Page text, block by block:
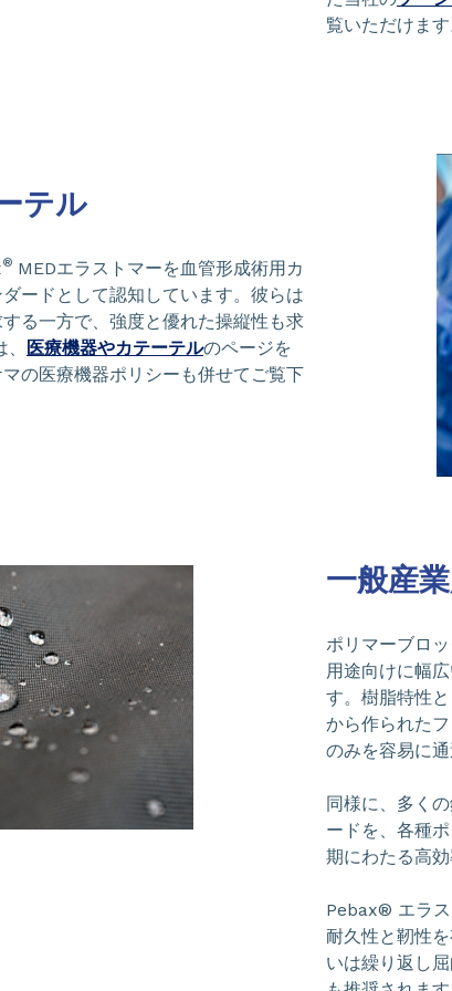
覧いただけま
テル
® MEDエラストマーを血管形成術用カ
ードとして認知しています。彼らは
る一方で、強度と優れた操縦性も求
医療機器やカテーテルのページを
の医療機器ポリシーも併せてご覧下
一般産
ポリマーブロ
用途向けに幅
す。樹脂特性
から作られた
のみを容易に
同様に、多く
ードを、各種
期にわたる高
Pebax® エラ
耐久性と靭性
いは繰り返し